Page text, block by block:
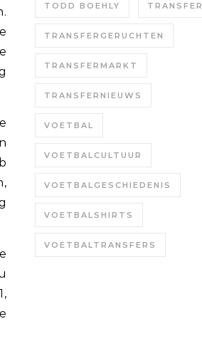
TODD BOEHLY TRANSFER
TRANSFERGERUCHTEN
TRANSFERMARKT
TRANSFERNIEUWS
VOETBAL
VOETBALCULTUUR
VOETBALGESCHIEDENIS
VOETBALSHIRTS
VOETBALTRANSFERS